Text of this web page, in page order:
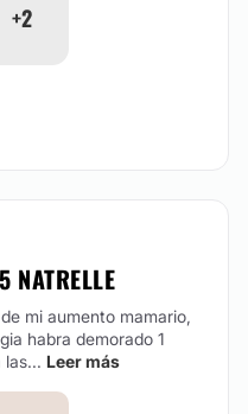
o Levantar.
a modelar la
Reconstruir o
+2
NATRELLE
mi aumento mamario,
habra demorado 1
las... Leer más